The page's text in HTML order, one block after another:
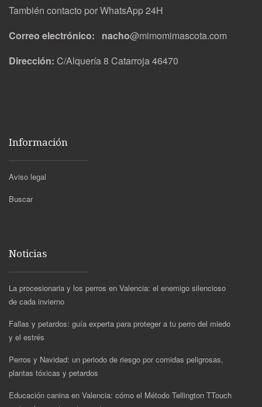
También contacto por WhatsApp 24H
Correo electrónico: nacho@mimomimascota.com
Dirección: C/Alquería 8 Catarroja 46470
Información
Aviso legal
Buscar
Noticias
La procesionaria y los perros en Valencia: el enemigo silencioso
de cada invierno
Fallas y petardos: guía experta para proteger a tu perro del miedo
y el estrés
Perros y Navidad: un periodo de riesgo por comidas peligrosas,
plantas tóxicas y petardos
Educación canina en Valencia: cómo el Método Tellington TTouch